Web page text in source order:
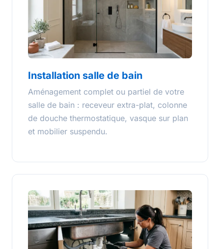
Installation salle de bain
Aménagement complet ou partiel de votre
salle de bain : receveur extra-plat, colonne
de douche thermostatique, vasque sur plan
et mobilier suspendu.